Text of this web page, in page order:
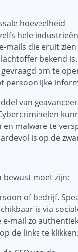
hoeveelheid
hele
mails die eruit zien
bekend is.
om te
persoonlijke
van
malware te
is op de
bewust moet zijn:
of bedrijf.
is via
mail zo
de links te klikken.